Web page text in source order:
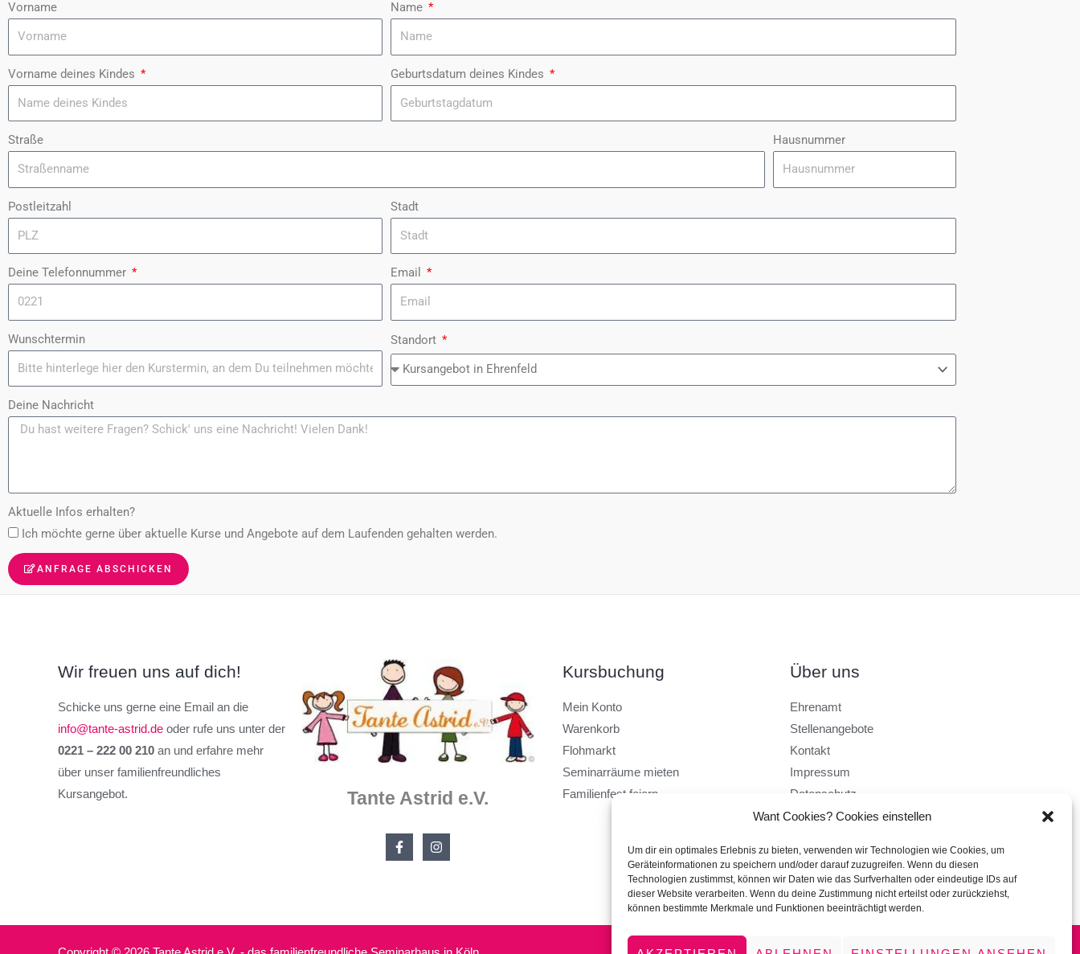
Want Cookies? Cookies einstellen
Um dir ein optimales Erlebnis zu bieten, verwenden wir Technologien wie Cookies, um
Geräteinformationen zu speichern und/oder darauf zuzugreifen. Wenn du diesen
Technologien zustimmst, können wir Daten wie das Surfverhalten oder eindeutige IDs auf
dieser Website verarbeiten. Wenn du deine Zustimmung nicht erteilst oder zurückziehst,
können bestimmte Merkmale und Funktionen beeinträchtigt werden.
Vorname Name
Vorname deines Kindes Geburtsdatum deines Kindes
Straße Hausnummer
Postleitzahl Stadt
Deine Telefonnummer Email
Wunschtermin Standort
Deine Nachricht
Aktuelle Infos erhalten?
Ich möchte gerne über aktuelle Kurse und Angebote auf dem Laufenden gehalten werden.
ANFRAGE ABSCHICKEN
Wir freuen uns auf dich!
Schicke uns gerne eine Email an die
info@tante-astrid.de oder rufe uns unter der
0221 – 222 00 210 an und erfahre mehr
über unser familienfreundliches
Kursangebot.
Tante Astrid e.V.
Kursbuchung
Mein Konto
Warenkorb
Flohmarkt
Seminarräume mieten
Familienfest feiern
Über uns
Ehrenamt
Stellenangebote
Kontakt
Impressum
Datenschutz
AGB